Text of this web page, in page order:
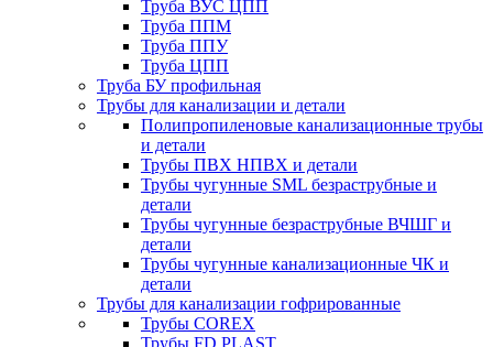
Труба ВУС ЦПП
Труба ППМ
Труба ППУ
Труба ЦПП
Труба БУ профильная
Трубы для канализации и детали
Полипропиленовые канализационные трубы
и детали
Трубы ПВХ НПВХ и детали
Трубы чугунные SML безраструбные и
детали
Трубы чугунные безраструбные ВЧШГ и
детали
Трубы чугунные канализационные ЧК и
детали
Трубы для канализации гофрированные
Трубы COREX
Трубы FD PLAST